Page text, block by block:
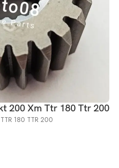
200 Xm Ttr 180 Ttr 200
180 TTR 200